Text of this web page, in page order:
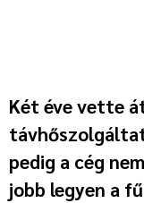
Két éve vette
pedig a cég
jobb legyen a